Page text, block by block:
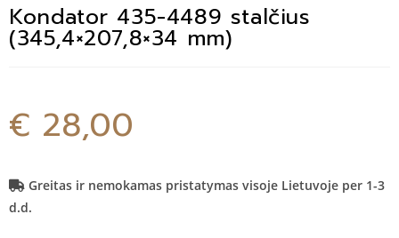
Kondator 435-4489 stalčius
(345,4×207,8×34 mm)
€ 28,00
Greitas ir nemokamas pristatymas visoje Lietuvoje per 1-3
d.d.